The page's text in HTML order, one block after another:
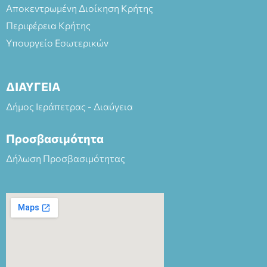
Αποκεντρωμένη Διοίκηση Κρήτης
Περιφέρεια Κρήτης
Υπουργείο Εσωτερικών
ΔΙΑΥΓΕΙΑ
Δήμος Ιεράπετρας - Διαύγεια
Προσβασιμότητα
Δήλωση Προσβασιμότητας